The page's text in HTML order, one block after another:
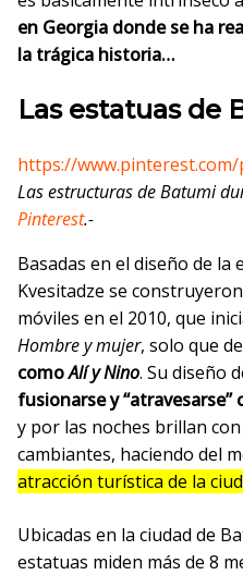
en Georgia donde se ha
la trágica historia…
Las estatuas de
https://
Las estructuras de Batumi
Pinterest.-
Basadas en el diseño de la
Kvesitadze se
móviles en el 2010, que
Hombre y mujer, solo que
comoAlí y Nino. Su diseño
fusionarse y
y por las noches brillan
cambiantes, haciendo del
atracción turística de la
Ubicadas en la ciudad de
estatuas miden más de 8